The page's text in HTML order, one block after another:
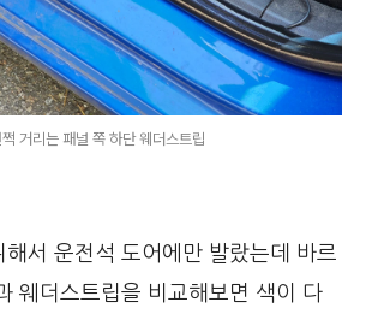
쩍 거리는 패널 쪽 하단 웨더스트립
해서 운전석 도어에만 발랐는데 바르
웨더스트립을 비교해보면 색이 다